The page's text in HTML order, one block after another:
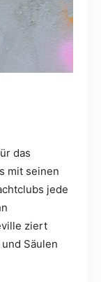
das
mit seinen
jede
ziert
Säulen